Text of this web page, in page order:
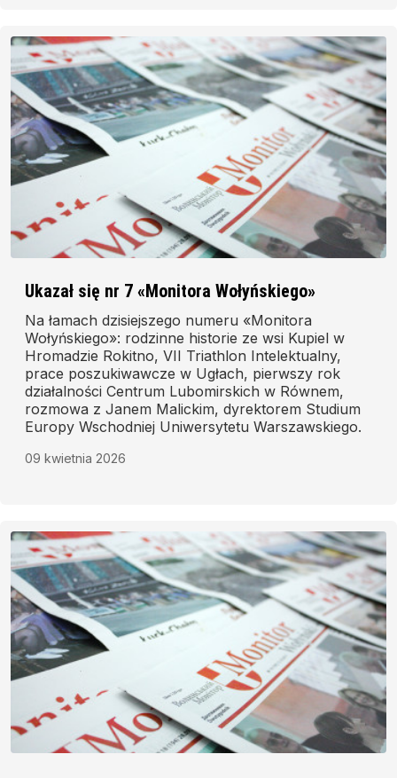
Ukazał się nr 7 «Monitora Wołyńskiego»
Na łamach dzisiejszego numeru «Monitora
Wołyńskiego»: rodzinne historie ze wsi Kupiel w
Hromadzie Rokitno, VII Triathlon Intelektualny,
prace poszukiwawcze w Ugłach, pierwszy rok
działalności Centrum Lubomirskich w Równem,
rozmowa z Janem Malickim, dyrektorem Studium
Europy Wschodniej Uniwersytetu Warszawskiego.
09 kwietnia 2026